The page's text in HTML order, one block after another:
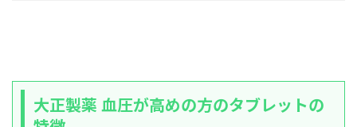
大正製薬 血圧が高めの方のタブレットの